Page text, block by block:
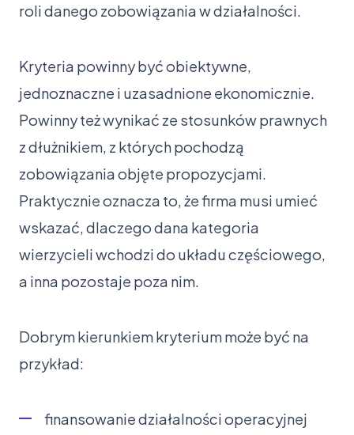
roli danego zobowiązania w działalności.
Kryteria powinny być obiektywne,
jednoznaczne i uzasadnione ekonomicznie.
Powinny też wynikać ze stosunków prawnych
z dłużnikiem, z których pochodzą
zobowiązania objęte propozycjami.
Praktycznie oznacza to, że firma musi umieć
wskazać, dlaczego dana kategoria
wierzycieli wchodzi do układu częściowego,
a inna pozostaje poza nim.
Dobrym kierunkiem kryterium może być na
przykład:
finansowanie działalności operacyjnej